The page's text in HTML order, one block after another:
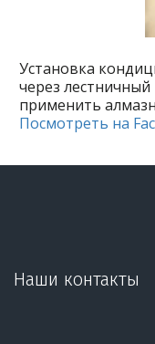
Установка
через
применить
Посмотреть на
Наши контакты